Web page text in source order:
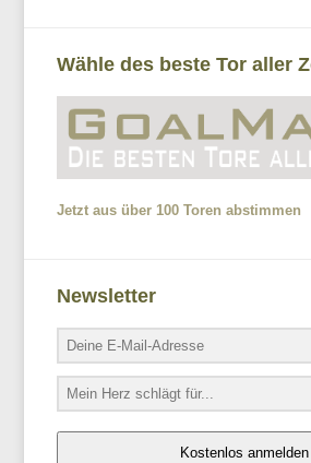
Wähle des beste Tor aller
Jetzt aus über 100 Toren abstimmen
Newsletter
Kostenlos anmelden